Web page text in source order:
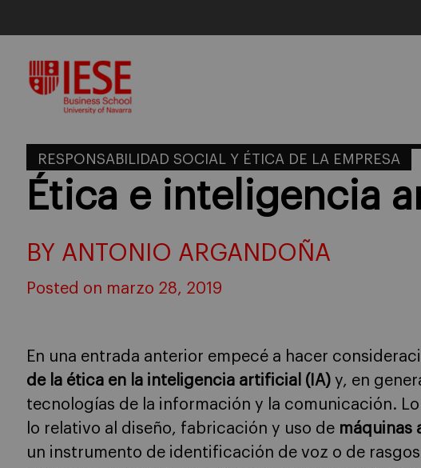
content
RESPONSABILIDAD SOCIAL Y ÉTICA DE LA EMPRESA
Ética e inteligencia
BY ANTONIO ARGANDOÑA
Posted on marzo 28, 2019
En una entrada anterior empecé a hacer
de la ética en la inteligencia artificial (IA) y, en
tecnologías de la información y la comunicación.
lo relativo al diseño, fabricación y uso de máquinas
un instrumento de identificación de voz o de